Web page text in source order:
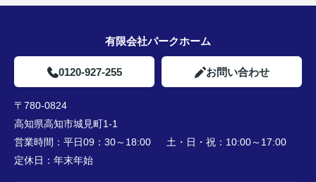
有限会社パークホーム
0120-927-255 お問い合わせ
〒780-0824
高知県高知市城見町1-1
営業時間： 平日09：30～18:00 土・日・祝：10:00～17:00
定休日： 年末年始